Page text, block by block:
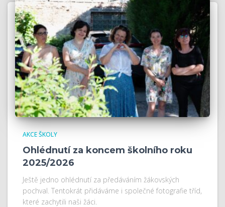
AKCE ŠKOLY
Ohlédnutí za koncem školního roku
2025/2026
Ještě jedno ohlédnutí za předáváním žákovských
pochval. Tentokrát přidáváme i společné fotografie tříd,
které zachytili naši žáci.